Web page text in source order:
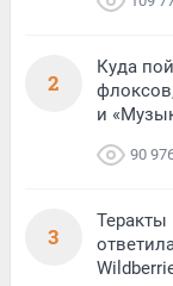
2
Куда
и
90
3